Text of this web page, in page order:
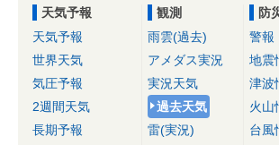
天気予報
天気予報
世界天気
気圧予報
2週間天気
長期予報
観測
雨雲(過去)
アメダス実況
実況天気
過去天気
雷(実況)
防
警報
地震
津波
火山
台風